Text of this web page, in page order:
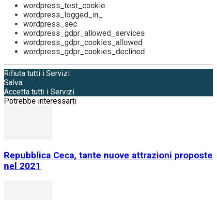
wordpress_test_cookie
wordpress_logged_in_
wordpress_sec
wordpress_gdpr_allowed_services
wordpress_gdpr_cookies_allowed
wordpress_gdpr_cookies_declined
Rifiuta tutti i Servizi
Salva
Accetta tutti i Servizi
Potrebbe interessarti
Repubblica Ceca, tante nuove attrazioni proposte
nel 2021